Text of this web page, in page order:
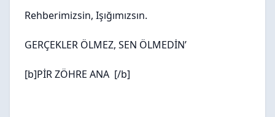
Rehberimizsin, Işığımızsın.
GERÇEKLER ÖLMEZ, SEN ÖLMEDİN’
[b]PİR ZÖHRE ANA [/b]